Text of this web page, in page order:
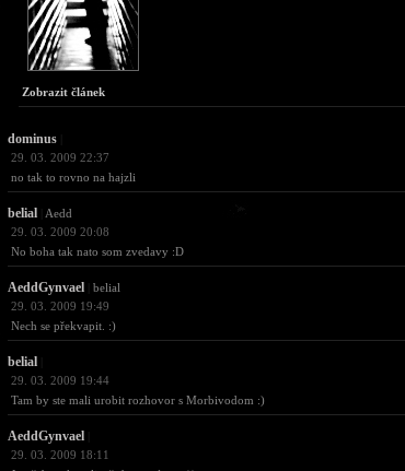
Zobrazit článek
dominus
29. 03. 2009 22:37
no tak to rovno na hajzli
belial
Aedd
29. 03. 2009 20:08
No boha tak nato som zvedavy :D
AeddGynvael
belial
29. 03. 2009 19:49
Nech se překvapit. :)
belial
29. 03. 2009 19:44
Tam by ste mali urobit rozhovor s Morbivodom :)
AeddGynvael
29. 03. 2009 18:11